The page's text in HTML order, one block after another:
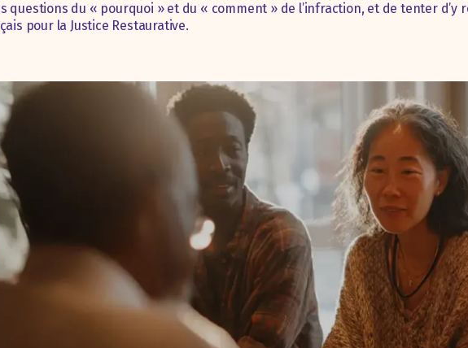
questions du « pourquoi » et du « comment » de l’infraction, et de tenter d’y
pour la Justice Restaurative.